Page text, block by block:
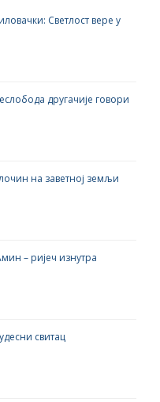
Светлост вере у
другачије говори
на заветној земљи
– ријеч изнутра
свитац